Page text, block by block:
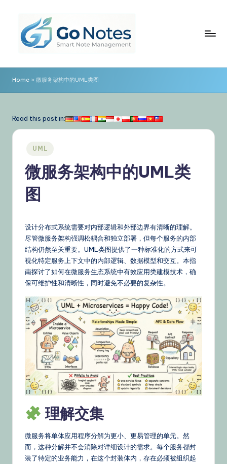
content
o
N
t
简
体
文
–
A
K
le
d
e,
Ti
p
Home » 微服务架构中的UML类图
Read this post in:
Posted
UML
微服务架构中的UML类
图
设计分布式系统需要对内部逻辑和外部边界有清晰的理解。
尽管微服务架构强调松耦合和独立部署，但每个服务的内部
结构仍然至关重要。UML类图提供了一种标准化的方式来可
视化特定服务上下文中的内部逻辑、数据模型和交互。本指
南探讨了如何在微服务生态系统中有效应用类建模技术，确
保可维护性和清晰性，同时避免不必要的复杂性。
理解交集
微服务将单体应用程序分解为更小、更易管理的单元。然
而，这种分解并不会消除对详细设计的需求。每个服务都封
装了特定的业务能力，在这个封装体内，存在必须被组织起